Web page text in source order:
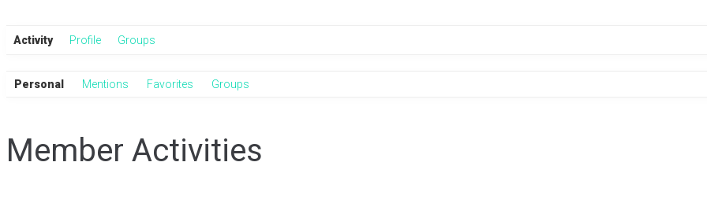
Activity Profile Groups
Personal Mentions Favorites Groups
Member Activities